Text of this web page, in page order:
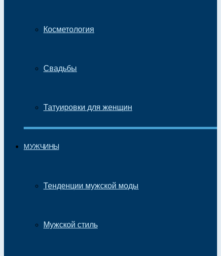
Косметология
Свадьбы
Татуировки для женщин
МУЖЧИНЫ
Тенденции мужской моды
Мужской стиль